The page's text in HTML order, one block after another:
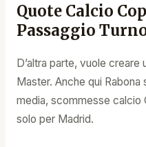
Quote Calcio
Passaggio
D’altra parte, vuole
Master. Anche qui
media, scommesse calcio
solo per Madrid.